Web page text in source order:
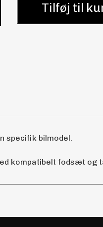
Tilføj til
specifik bilmodel.
kompatibelt fodsæt og